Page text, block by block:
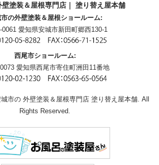
塗装＆屋根専門店｜ 塗り替え屋本舗
の外壁塗装＆屋根ショールーム:
0061 愛知県安城市新田町郷西130-1
西尾市ショールーム:
愛知県西尾市寄住町洲田11番地
市の 外壁塗装＆屋根専門店 塗り替え屋本舗. All
Rights Reserved.